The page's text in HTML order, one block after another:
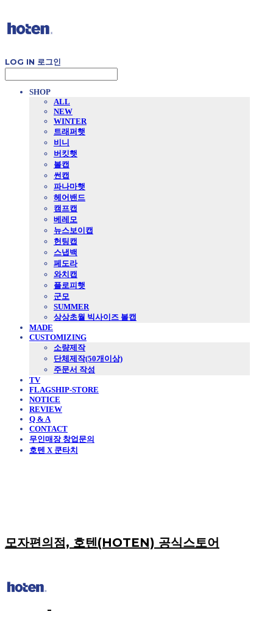
LOG IN 로그인
SHOP
ALL
NEW
WINTER
트래퍼햇
비니
버킷햇
볼캡
썬캡
파나마햇
헤어밴드
캠프캡
베레모
뉴스보이캡
헌팅캡
스냅백
페도라
와치캡
플로피햇
군모
SUMMER
상상초월 빅사이즈 볼캡
MADE
CUSTOMIZING
소량제작
단체제작(50개이상)
주문서 작성
TV
FLAGSHIP-STORE
NOTICE
REVIEW
Q & A
CONTACT
무인매장 창업문의
호텐 X 쿤타치
모자편의점, 호텐(HOTEN) 공식스토어